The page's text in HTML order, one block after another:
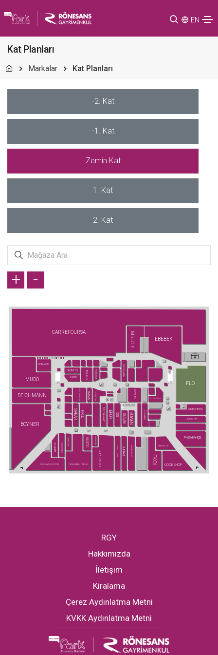
EN
Kat Planları
Markalar Kat Planları
-2. Kat
-1. Kat
Zemin Kat
1. Kat
2. Kat
BOYNER
CARREFOURSA
CHAKRA
COOKSHOP
DEICHMANN
DS DAMAT EFOR
EKOL
EMSAN
ENGLISH HOME
FENERIUM
FLO
GRATIS
GREENWICH COFFEE
GREYDER GUSTO
HATEMOĞLU
İGS
JIMMY KEY
JUMBO
KİĞILI
LUFIAN MADAME MOSS
MUDO
ÖZDİLEK
PAŞABAHÇE
PENGUEN KİTABEVİ
PORLAND
SARAR SKECHERS
SNEAKS UP
SUPERSTEP
SUWEN
SÜVARİ
TCHIBO
U.S POLO ASSN.
SUPER KIDS
MR.D.I.Y. EBEBEK
FLYING TIGER
ECROU (YENİ)
YATAŞ (YENİ)
ELLE (YENİ)
+ -
RGY
Hakkımızda
İletişim
Kiralama
Çerez Aydınlatma Metni
KVKK Aydınlatma Metni